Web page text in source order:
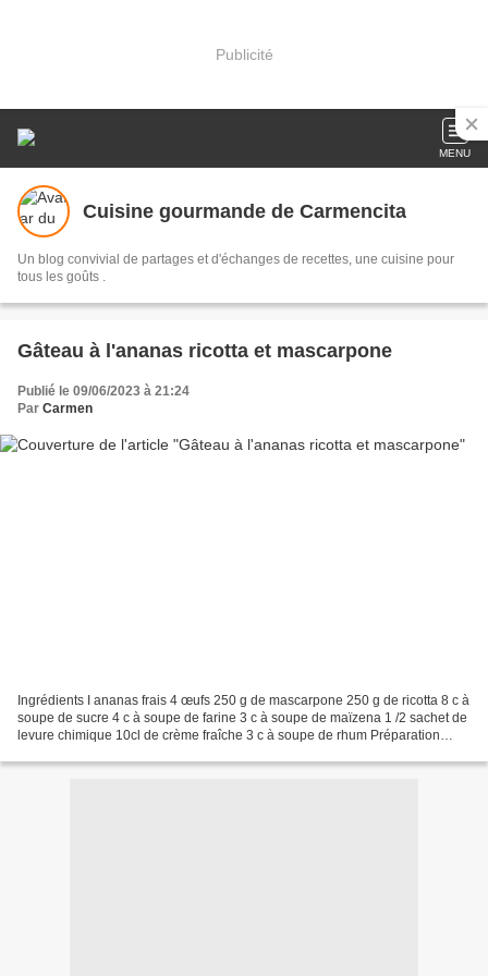
Publicité
MENU
Cuisine gourmande de Carmencita
Un blog convivial de partages et d'échanges de recettes, une cuisine pour
tous les goûts .
Gâteau à l'ananas ricotta et mascarpone
Publié le 09/06/2023 à 21:24
Par Carmen
Ingrédients I ananas frais 4 œufs 250 g de mascarpone 250 g de ricotta 8 c à
soupe de sucre 4 c à soupe de farine 3 c à soupe de maïzena 1 /2 sachet de
levure chimique 10cl de crème fraîche 3 c à soupe de rhum Préparation